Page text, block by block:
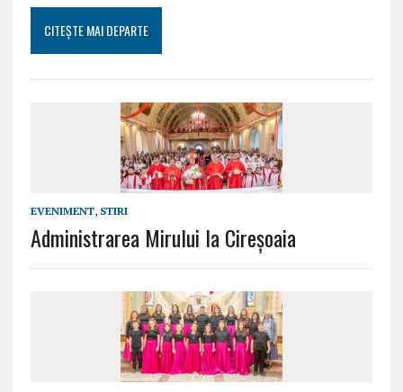
CITEȘTE MAI DEPARTE
EVENIMENT, STIRI
Administrarea Mirului la Cireșoaia